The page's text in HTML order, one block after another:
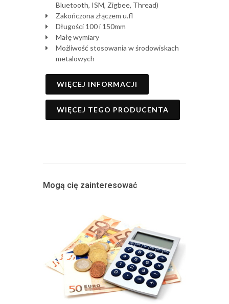
Bluetooth, ISM, Zigbee, Thread)
Zakończona złączem u.fl
Długości 100 i 150mm
Małę wymiary
Możliwość stosowania w środowiskach
metalowych
WIĘCEJ INFORMACJI
WIĘCEJ TEGO PRODUCENTA
Mogą cię zainteresować